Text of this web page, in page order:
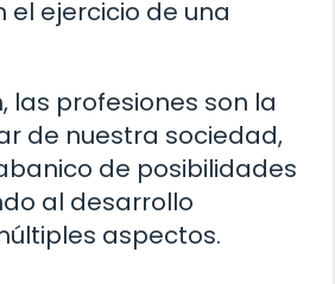
el ejercicio de una
las profesiones son la
de nuestra sociedad,
de posibilidades
al desarrollo
aspectos.